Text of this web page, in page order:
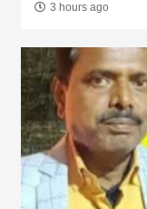
3 hours ago